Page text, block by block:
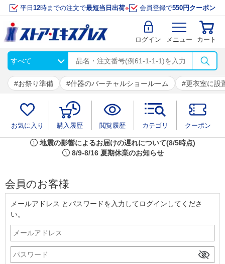
平日 12時までの注文で最短当日出荷※ 会員登録で550円クーポン
ログイン メニュー カート
お祭り準備 什器のバーチャルショールーム 更衣室に設
お気に入り 購入履歴 閲覧履歴 カテゴリ クーポン
info 地震の影響によるお届けの遅れについて(8/5時点)
info 8/9-8/16 夏期休業のお知らせ
会員のお客様
メールアドレス とパスワードを入力してログインしてくださ
い。